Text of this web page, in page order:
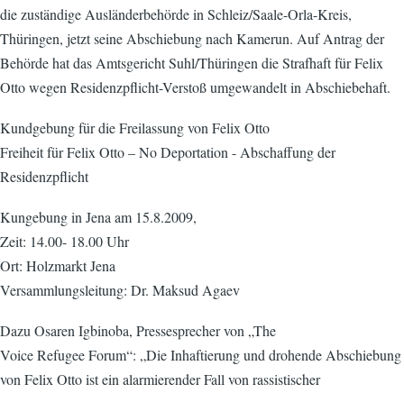
die zuständige Ausländerbehörde in Schleiz/Saale-Orla-Kreis,
Thüringen, jetzt seine Abschiebung nach Kamerun. Auf Antrag der
Behörde hat das Amtsgericht Suhl/Thüringen die Strafhaft für Felix
Otto wegen Residenzpflicht-Verstoß umgewandelt in Abschiebehaft.
Kundgebung für die Freilassung von Felix Otto
Freiheit für Felix Otto – No Deportation - Abschaffung der
Residenzpflicht
Kungebung in Jena am 15.8.2009,
Zeit: 14.00- 18.00 Uhr
Ort: Holzmarkt Jena
Versammlungsleitung: Dr. Maksud Agaev
Dazu Osaren Igbinoba, Pressesprecher von „The
Voice Refugee Forum“: „Die Inhaftierung und drohende Abschiebung
von Felix Otto ist ein alarmierender Fall von rassistischer